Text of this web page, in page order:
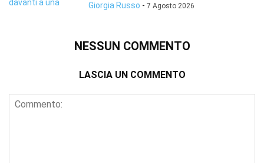
Giorgia Russo - 7 Agosto 2026
NESSUN COMMENTO
LASCIA UN COMMENTO